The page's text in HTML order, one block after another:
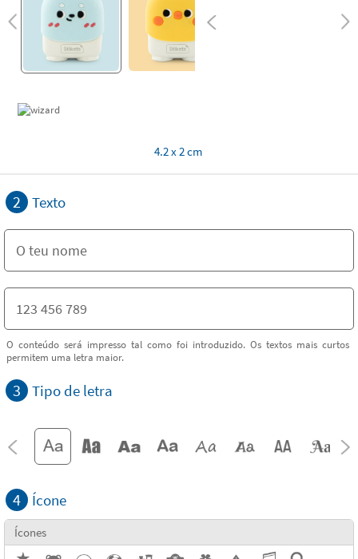
4.2 x 2 cm
2 Texto
O conteúdo será impresso tal como foi introduzido. Os textos mais curtos
permitem uma letra maior.
3 Tipo de letra
4 Ícone
Ícones